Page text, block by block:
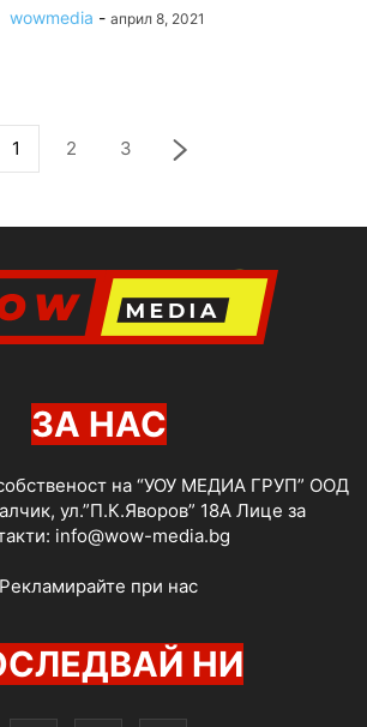
wowmedia - април 8, 2021
1 2 3
ЗА НАС
на “УОУ МЕДИА ГРУП” ООД
ул.”П.К.Яворов” 18А Лице за
info@wow-media.bg
Рекламирайте при нас
НИ